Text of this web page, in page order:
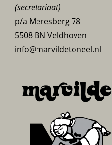
(secretariaat)
p/a Meresberg 78
5508 BN Veldhoven
info@marvildetoneel.nl